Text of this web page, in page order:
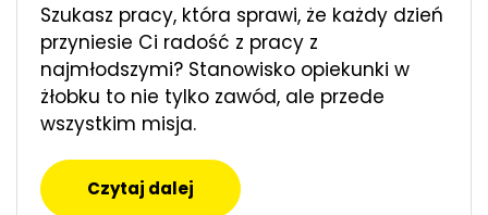
Szukasz pracy, która sprawi, że każdy dzień
przyniesie Ci radość z pracy z
najmłodszymi? Stanowisko opiekunki w
żłobku to nie tylko zawód, ale przede
wszystkim misja.
Czytaj dalej